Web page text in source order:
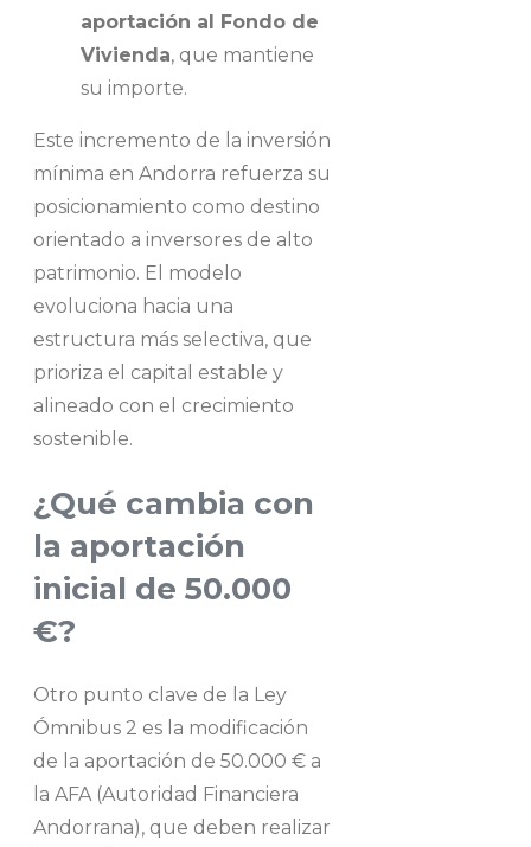
aportación al Fondo de
Vivienda, que mantiene
su importe.
Este incremento de la inversión
mínima en Andorra refuerza su
posicionamiento como destino
orientado a inversores de alto
patrimonio. El modelo
evoluciona hacia una
estructura más selectiva, que
prioriza el capital estable y
alineado con el crecimiento
sostenible.
¿Qué cambia con
la aportación
inicial de 50.000
€?
Otro punto clave de la Ley
Ómnibus 2 es la modificación
de la aportación de 50.000 € a
la AFA (Autoridad Financiera
Andorrana), que deben realizar